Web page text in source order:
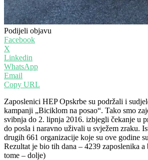
Podijeli objavu
Facebook
X
Linkedin
WhatsApp
Email
Copy URL
Zaposlenici HEP Opskrbe su podržali i
kampanji „Biciklom na posao“. Tako smo
svibnja do 2. lipnja 2016. izbjegli čekanje u
do posla i naravno uživali u svježem zraku.
drugih 661 organizacije koje su ove godine
Rezultat je bio tih dana – 4239 zaposlenika
tome – dolje)